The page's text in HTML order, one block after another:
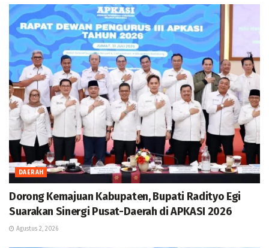
DAERAH
Dorong Kemajuan Kabupaten, Bupati Radityo Egi
Suarakan Sinergi Pusat-Daerah di APKASI 2026
Agustus 2, 2026